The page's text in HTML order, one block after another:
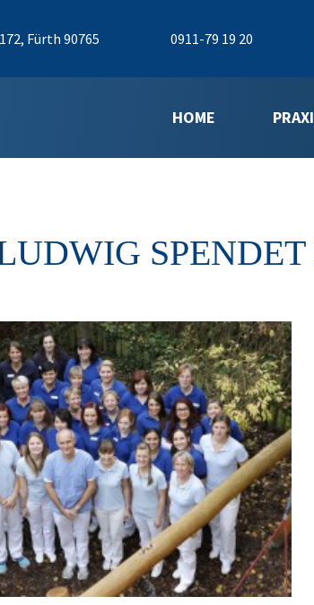
Fürth 90765 0911-79 19 20
HOME